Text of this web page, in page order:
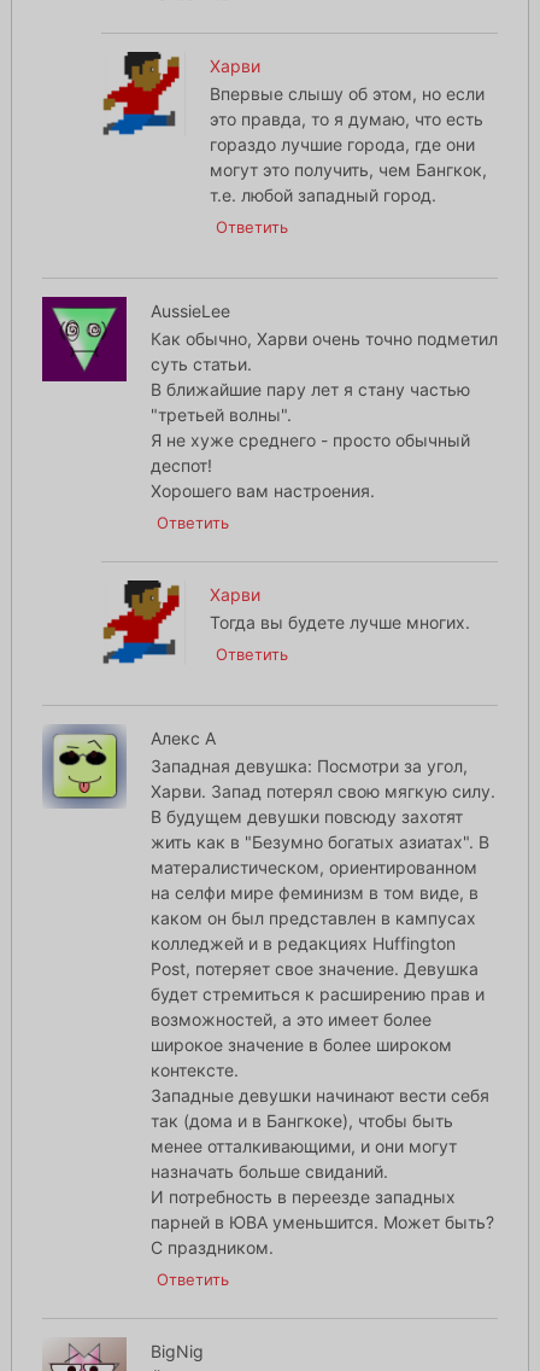
Харви
Впервые слышу об этом, но если
это правда, то я думаю, что есть
гораздо лучшие города, где они
могут это получить, чем Бангкок,
т.е. любой западный город.
Ответить
AussieLee
Как обычно, Харви очень точно подметил
суть статьи.
В ближайшие пару лет я стану частью
"третьей волны".
Я не хуже среднего - просто обычный
деспот!
Хорошего вам настроения.
Ответить
Харви
Тогда вы будете лучше многих.
Ответить
Алекс А
Западная девушка: Посмотри за угол,
Харви. Запад потерял свою мягкую силу.
В будущем девушки повсюду захотят
жить как в "Безумно богатых азиатах". В
матералистическом, ориентированном
на селфи мире феминизм в том виде, в
каком он был представлен в кампусах
колледжей и в редакциях Huffington
Post, потеряет свое значение. Девушка
будет стремиться к расширению прав и
возможностей, а это имеет более
широкое значение в более широком
контексте.
Западные девушки начинают вести себя
так (дома и в Бангкоке), чтобы быть
менее отталкивающими, и они могут
назначать больше свиданий.
И потребность в переезде западных
парней в ЮВА уменьшится. Может быть?
С праздником.
Ответить
BigNig